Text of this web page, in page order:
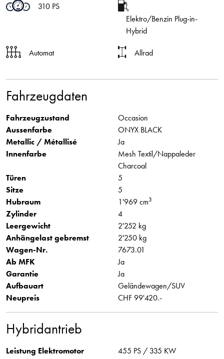
310 PS
Elektro/Benzin Plug-in-
Hybrid
Automat Allrad
Fahrzeugdaten
Fahrzeugzustand
Occasion
Aussenfarbe
ONYX BLACK
Metallic / Métallisé
Ja
Innenfarbe
Mesh Textil/Nappaleder
Charcoal
Türen
5
Sitze
5
Hubraum
1'969 cm3
Zylinder
4
Leergewicht
2'252 kg
Anhängelast gebremst
2'250 kg
Wagen-Nr.
7673.01
Ab MFK
Ja
Garantie
Ja
Aufbauart
Geländewagen/SUV
Neupreis
CHF 99'420.-
Hybridantrieb
Leistung Elektromotor
455 PS / 335 KW